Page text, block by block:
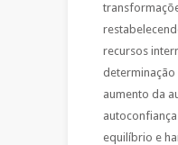
recursos
determinação
aumento da
equilíbrio e